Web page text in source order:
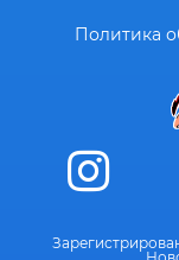
Политика